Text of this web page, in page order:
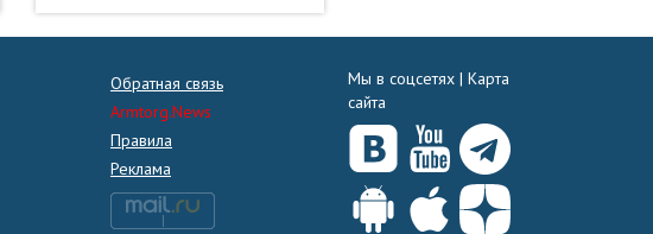
Обратная связь
Armtorg.News
Правила
Реклама
Мы в соцсетях | Карта
сайта